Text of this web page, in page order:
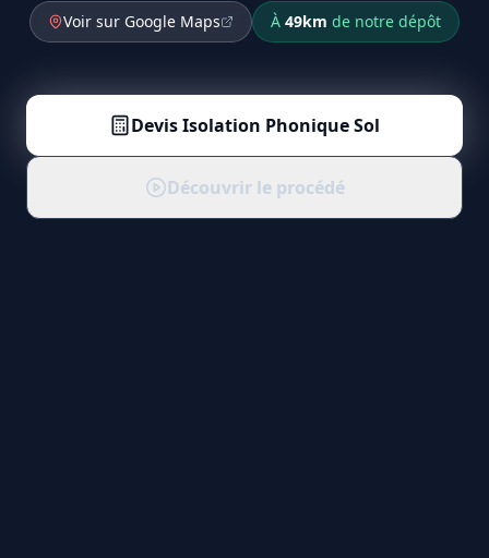
Voir sur Google Maps À 49km de notre dépôt
DevisIsolation Phonique Sol
Découvrir le procédé